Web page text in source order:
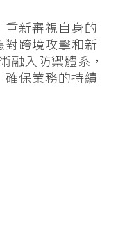
新審視自身的
對跨境攻擊和新
融入防禦體系，
保業務的持續